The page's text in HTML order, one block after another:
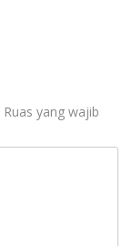
Ruas yang wajib